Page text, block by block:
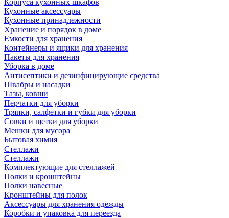
Корпуса кухонных шкафов
Кухонные аксессуары
Кухонные принадлежности
Хранение и порядок в доме
Емкости для хранения
Контейнеры и ящики для хранения
Пакеты для хранения
Уборка в доме
Антисептики и дезинфицирующие средства
Швабры и насадки
Тазы, ковши
Перчатки для уборки
Тряпки, салфетки и губки для уборки
Совки и щетки для уборки
Мешки для мусора
Бытовая химия
Стеллажи
Стеллажи
Комплектующие для стеллажей
Полки и кронштейны
Полки навесные
Кронштейны для полок
Аксессуары для хранения одежды
Коробки и упаковка для переезда